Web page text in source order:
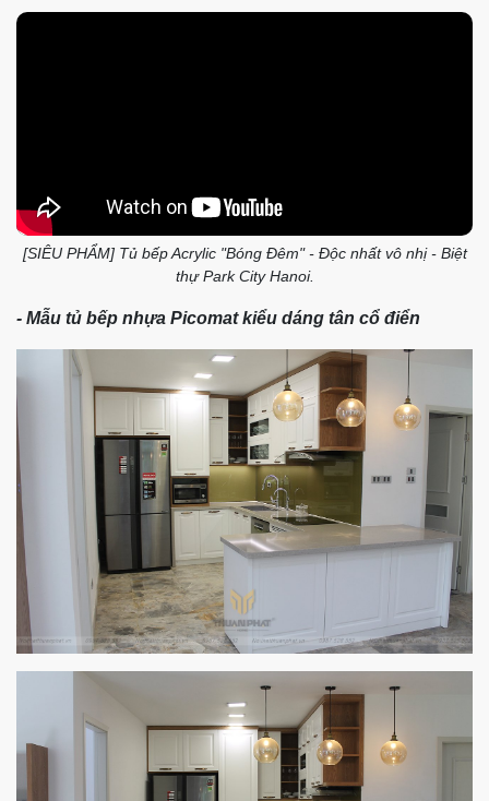
[SIÊU PHẨM] Tủ bếp Acrylic "Bóng Đêm" - Độc nhất vô nhị - Biệt
thự Park City Hanoi​.
- Mẫu tủ bếp nhựa Picomat kiểu dáng tân cổ điển